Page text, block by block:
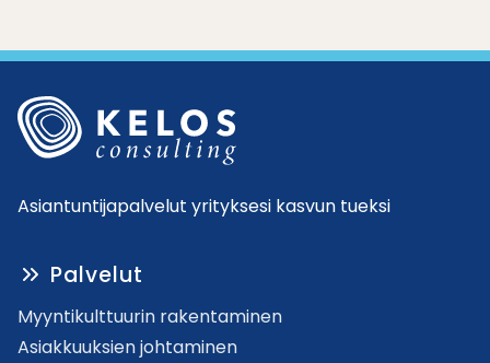
Asiantuntijapalvelut yrityksesi kasvun tueksi
Palvelut
Myyntikulttuurin rakentaminen
Asiakkuuksien johtaminen